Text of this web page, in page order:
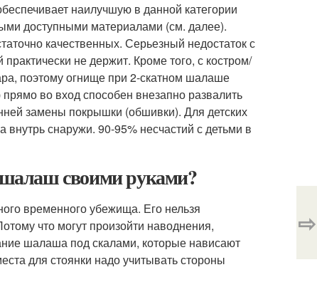
наилучшую в данной категории
доступными материалами (см. далее).
качественных. Серьезный недостаток с
не держит. Кроме того, с костром/
поэтому огнище при 2-скатном шалаше
во вход способен внезапно развалить
замены покрышки (обшивки). Для детских
внутрь снаружи. 90-95% несчастий с детьми в
шалаш своими руками?
временного убежища. Его нельзя
что могут произойти наводнения,
шалаша под скалами, которые нависают
для стоянки надо учитывать стороны
⇨